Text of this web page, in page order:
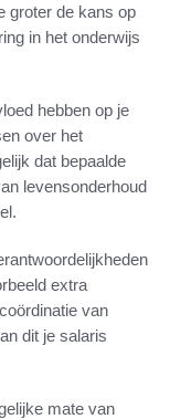
groter de kans op
in het onderwijs
hebben op je
over het
dat bepaalde
levensonderhoud
extra
van
dit je salaris
mate van